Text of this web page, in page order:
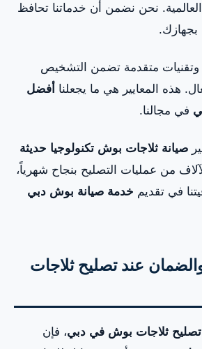
العالمية. نحن نضمن أن خدماتنا تحافظ
متقدمة تضمن التشخيص
هذه المعايير هي ما يجعلنا
أفضل
في مجالنا.
صيانة ثلاجات بوش تكنولوجيا حديثة
من عمليات التصليح بنجاح شهرياً،
في تقديم خدمة صيانة بوش دبي
عند تصليح ثلاجات
تصليح ثلاجات بوش في دبي، فإن